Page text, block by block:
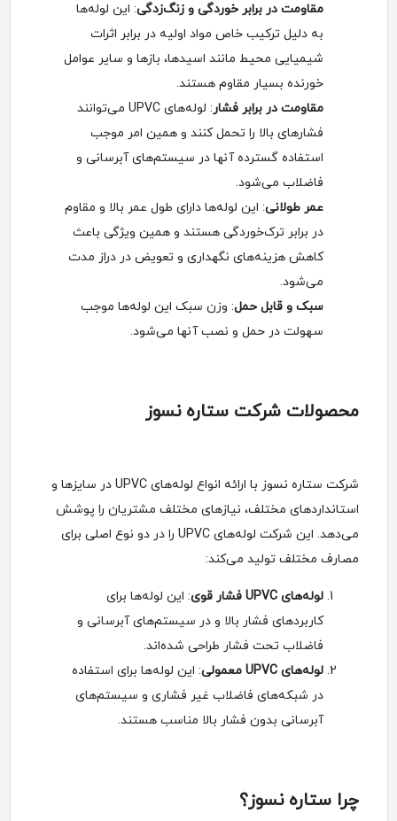
مقاومت در برابر خوردگی و زنگ‌زدگی: این لوله‌ها
به دلیل ترکیب خاص مواد اولیه در برابر اثرات
شیمیایی محیط مانند اسیدها، بازها و سایر عوامل
خورنده بسیار مقاوم هستند.
مقاومت در برابر فشار
: لوله‌های UPVC می‌توانند
فشارهای بالا را تحمل کنند و همین امر موجب
استفاده گسترده آنها در سیستم‌های آبرسانی و
فاضلاب می‌شود.
عمر طولانی: این لوله‌ها دارای طول عمر بالا و مقاوم
در برابر ترک‌خوردگی هستند و همین ویژگی باعث
کاهش هزینه‌های نگهداری و تعویض در دراز مدت
می‌شود.
سبک و قابل حمل: وزن سبک این لوله‌ها موجب
سهولت در حمل و نصب آنها می‌شود.
محصولات شرکت ستاره نسوز
شرکت ستاره نسوز با ارائه انواع لوله‌های UPVC در سایزها و
استانداردهای مختلف، نیازهای مختلف مشتریان را پوشش
می‌دهد. این شرکت لوله‌های UPVC را در دو نوع اصلی برای
مصارف مختلف تولید می‌کند:
لوله‌های UPVC فشار قوی
: این لوله‌ها برای
کاربردهای فشار بالا و در سیستم‌های آبرسانی و
فاضلاب تحت فشار طراحی شده‌اند.
لوله‌های UPVC معمولی
: این لوله‌ها برای استفاده
در شبکه‌های فاضلاب غیر فشاری و سیستم‌های
آبرسانی بدون فشار بالا مناسب هستند.
چرا ستاره نسوز؟